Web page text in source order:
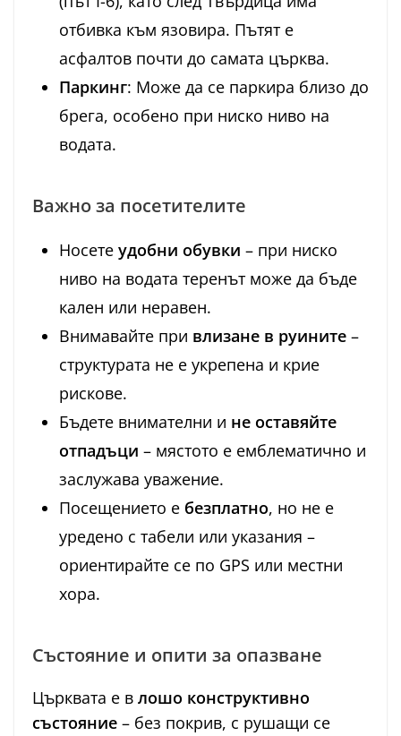
отбивка към язовира. Пътят е
асфалтов почти до самата църква.
Паркинг: Може да се паркира близо до
брега, особено при ниско ниво на
водата.
Важно за посетителите
Носете удобни обувки – при ниско
ниво на водата теренът може да бъде
кален или неравен.
Внимавайте при влизане в руините –
структурата не е укрепена и крие
рискове.
Бъдете внимателни и не оставяйте
отпадъци – мястото е емблематично и
заслужава уважение.
Посещението е безплатно, но не е
уредено с табели или указания –
ориентирайте се по GPS или местни
хора.
Състояние и опити за опазване
Църквата е в лошо конструктивно
състояние – без покрив, с рушащи се